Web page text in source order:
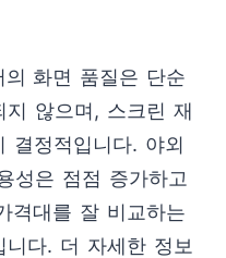
의 화면 품질은 단순
지 않으며, 스크린 재
결정적입니다. 야외
성은 점점 증가하고
격대를 잘 비교하는
다. 더 자세한 정보